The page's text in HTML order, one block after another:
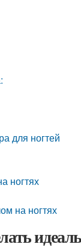
для ногтей
ногтях
на ногтях